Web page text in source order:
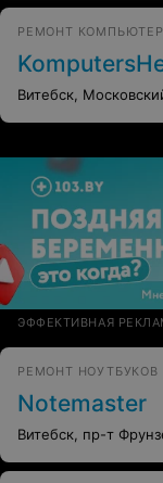
РЕМОНТ
Витебск,
ЭФФЕКТИВНАЯ
РЕМОНТ НОУТБУКОВ
Notemaster
Витебск, пр-т